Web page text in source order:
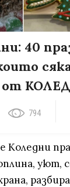
40
от
794
Коледни
уют,